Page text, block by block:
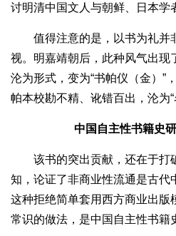
讨明清中国文人与朝鲜、日本学
值得注意的是，以书为礼并
视。明嘉靖朝后，此种风气出现
沦为形式，变为“书帕仪（金）”
帕本校勘不精、讹错百出，沦为“
中国自主性书籍史
该书的突出贡献，还在于打破
知，论证了非商业性流通是古代
这种拒绝简单套用西方商业出版
常识的做法，是中国自主性书籍